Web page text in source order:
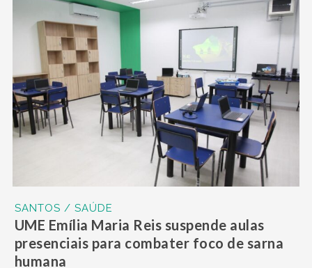
SANTOS / SAÚDE
UME Emília Maria Reis suspende aulas
presenciais para combater foco de sarna
humana